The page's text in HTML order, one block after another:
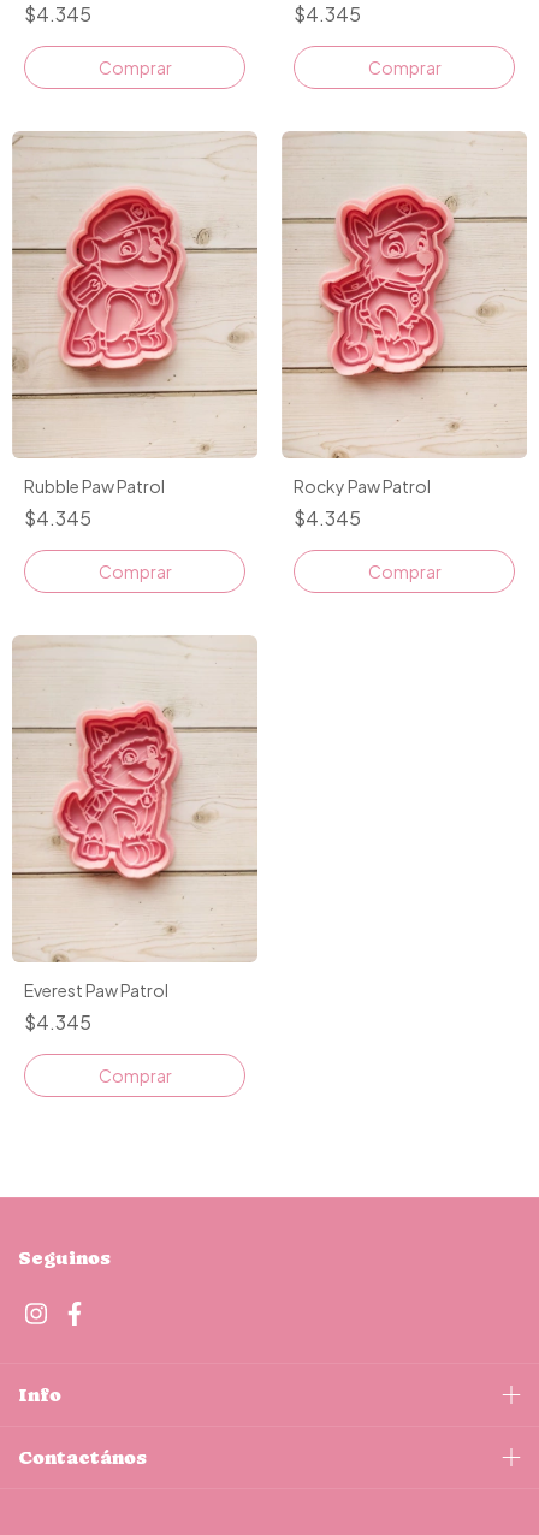
$4.345
Comprar
$4.345
Comprar
Rubble Paw Patrol
$4.345
Comprar
Rocky Paw Patrol
$4.345
Comprar
Everest Paw Patrol
$4.345
Comprar
Seguinos
Info
Contactános